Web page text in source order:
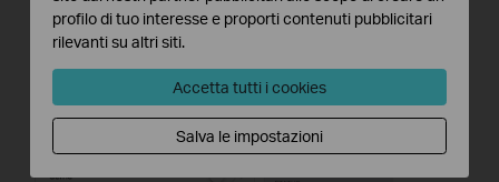
profilo di tuo interesse e proporti contenuti pubblicitari
rilevanti su altri siti.
Accetta tutti i cookies
Salva le impostazioni